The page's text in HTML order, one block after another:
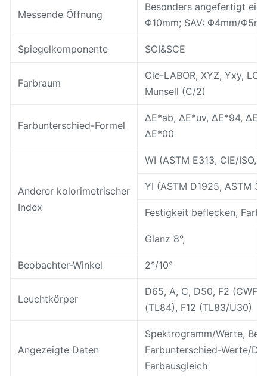
Messende Öffnung
Besonders angefertigt
Φ10mm; SAV: Φ4mm/
Spiegelkomponente SCI&SCE
Farbraum
Cie-LABOR, XYZ, Yxy,
Munsell (C/2)
Farbunterschied-Formel
ΔE*ab, ΔE*uv, ΔE*94,
ΔE*00
Anderer kolorimetrischer
Index
WI (ASTM E313, CIE/ISO,
YI (ASTM D1925, ASTM
Festigkeit beflecken,
Glanz 8°,
Beobachter-Winkel 2°/10°
Leuchtkörper
D65, A, C, D50, F2 (CWF),
(TL84), F12 (TL83/U30)
Angezeigte Daten
Spektrogramm/Werte,
Farbunterschied-Werte/
Farbausgleich